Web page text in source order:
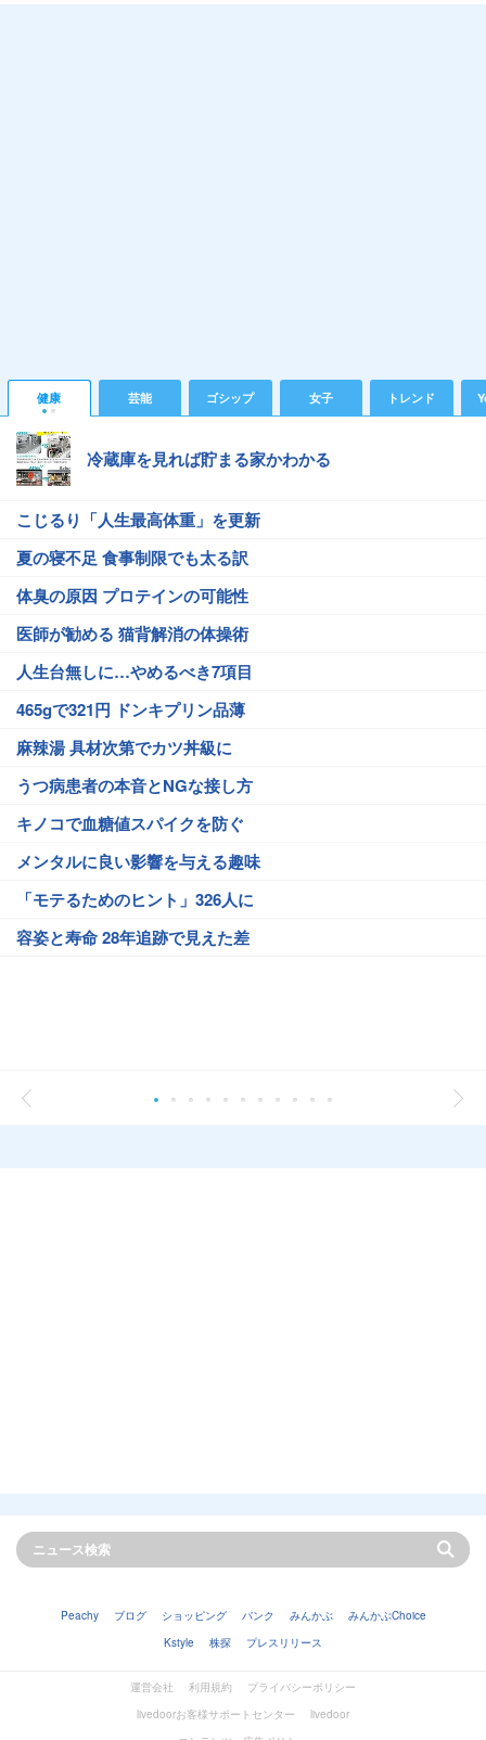
健康 芸能 ゴシップ 女子 トレンド
冷蔵庫を見れば貯まる家かわかる
こじるり「人生最高体重」を更新
夏の寝不足 食事制限でも太る訳
体臭の原因 プロテインの可能性
医師が勧める 猫背解消の体操術
人生台無しに…やめるべき7項目
465gで321円 ドンキプリン品薄
麻辣湯 具材次第でカツ丼級に
うつ病患者の本音とNGな接し方
キノコで血糖値スパイクを防ぐ
メンタルに良い影響を与える趣味
「モテるためのヒント」326人に
容姿と寿命 28年追跡で見えた差
Peachy ブログ ショッピング バンク みんかぶ
みんかぶChoice
Kstyle
株探 プレスリリース
運営会社 利用規約
プライバシーポリシー
livedoorお客様サポートセンター
livedoor